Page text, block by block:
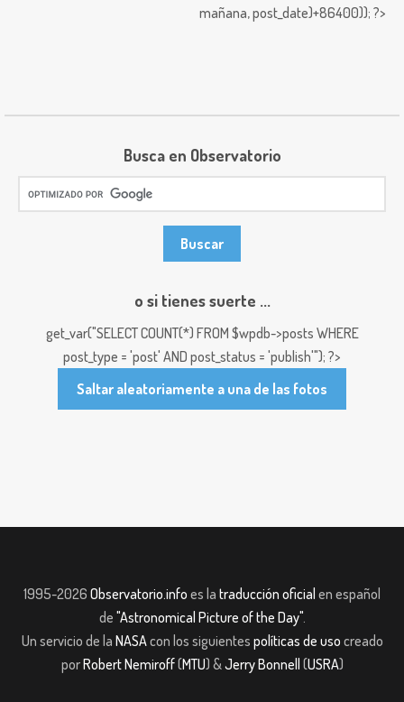
mañana,post_date)+86400)); ?>
Busca en Observatorio
o si tienes suerte ...
get_var("SELECT COUNT(*) FROM $wpdb->posts WHERE
post_type = 'post' AND post_status = 'publish'"); ?>
Saltar aleatoriamente a una de las fotos
1995-2026 Observatorio.info es la traducción oficial en español
de "Astronomical Picture of the Day".
Un servicio de la NASAcon los siguientes políticas de uso creado
porRobert Nemiroff(MTU) &Jerry Bonnell (USRA)